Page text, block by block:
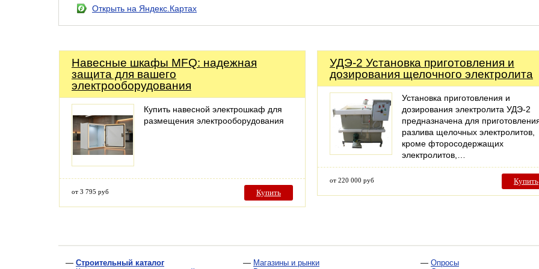
Открыть на Яндекс.Картах
Навесные шкафы MFQ: надежная
защита для вашего
электрооборудования
Купить навесной электрошкаф для
размещения электрооборудования
от 3 795 руб Купить
УДЭ-2 Установка приготовления и
дозирования щелочного электролита
Установка приготовления и
дозирования электролита УДЭ-2
предназначена для
разлива щелочных электролитов,
кроме фторосодержащих
электролитов,…
от 220 000 руб Купить
— Строительный каталог
— Магазины и рынки
— Опросы